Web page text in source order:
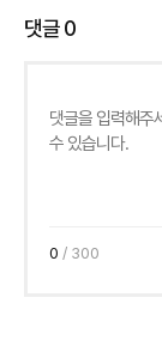
댓글0
0 / 300